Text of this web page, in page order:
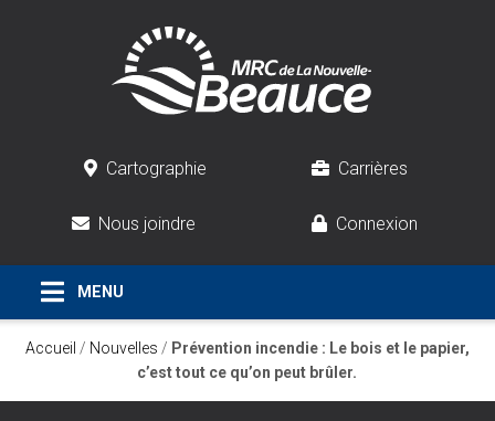
Cartographie Carrières
Nous joindre Connexion
Accueil / Nouvelles / Prévention incendie : Le bois et le papier,
c’est tout ce qu’on peut brûler.